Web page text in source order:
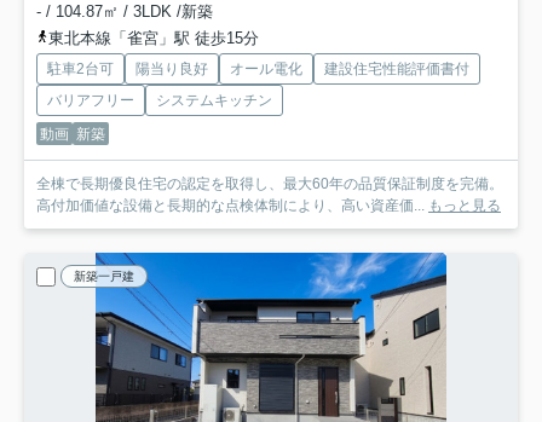
- / 104.87㎡ / 3LDK /新築
東北本線「雀宮」駅 徒歩15分
駐車2台可 陽当り良好 オール電化
建設住宅性能評価書付
バリアフリー
システムキッチン
動画 新築
全棟で⾧期優良住宅の認定を取得し、最大60年の品質保証制度を完備。
高付加価値な設備と⾧期的な点検体制により、高い資産価... もっと見る
新築一戸建